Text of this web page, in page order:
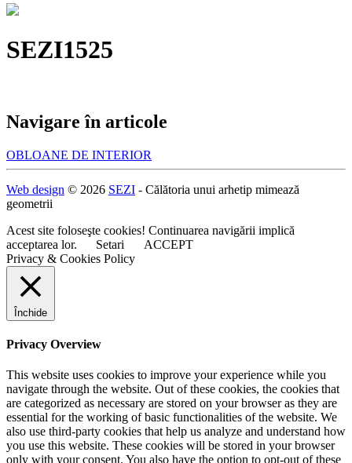
SEZI1525
Navigare în articole
OBLOANE DE INTERIOR
Web design © 2026 SEZI - Călătoria unui arhetip mimează
geometrii
Acest site foloseşte cookies! Continuarea navigării implică
acceptarea lor.
Setari
ACCEPT
Privacy & Cookies Policy
Închide
Privacy Overview
This website uses cookies to improve your experience while you
navigate through the website. Out of these cookies, the cookies that
are categorized as necessary are stored on your browser as they are
essential for the working of basic functionalities of the website. We
also use third-party cookies that help us analyze and understand how
you use this website. These cookies will be stored in your browser
only with your consent. You also have the option to opt-out of these